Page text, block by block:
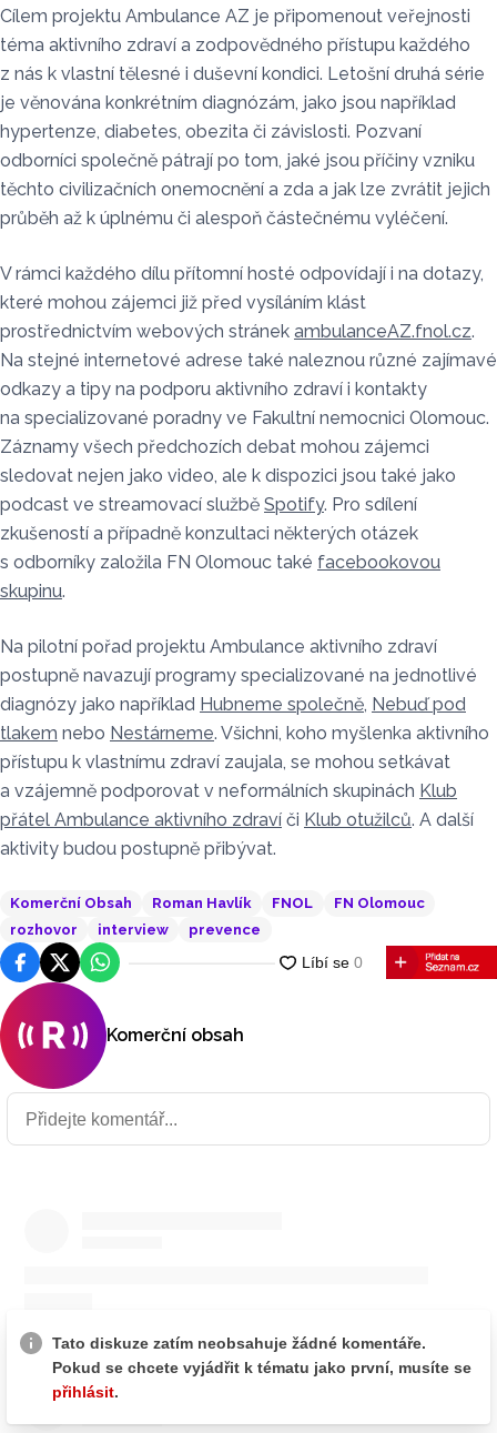
Cílem projektu Ambulance AZ je připomenout veřejnosti
téma aktivního zdraví a zodpovědného přístupu každého
z nás k vlastní tělesné i duševní kondici. Letošní druhá série
je věnována konkrétním diagnózám, jako jsou například
hypertenze, diabetes, obezita či závislosti. Pozvaní
odborníci společně pátrají po tom, jaké jsou příčiny vzniku
těchto civilizačních onemocnění a zda a jak lze zvrátit jejich
průběh až k úplnému či alespoň částečnému vyléčení.
V rámci každého dílu přítomní hosté odpovídají i na dotazy,
které mohou zájemci již před vysíláním klást
prostřednictvím webových stránek ambulanceAZ.fnol.cz.
Na stejné internetové adrese také naleznou různé zajímavé
odkazy a tipy na podporu aktivního zdraví i kontakty
na specializované poradny ve Fakultní nemocnici Olomouc.
Záznamy všech předchozích debat mohou zájemci
sledovat nejen jako video, ale k dispozici jsou také jako
podcast ve streamovací službě Spotify. Pro sdílení
zkušeností a případně konzultaci některých otázek
s odborníky založila FN Olomouc také facebookovou
skupinu.
Na pilotní pořad projektu Ambulance aktivního zdraví
postupně navazují programy specializované na jednotlivé
diagnózy jako například Hubneme společně, Nebuď pod
tlakem nebo Nestárneme. Všichni, koho myšlenka aktivního
přístupu k vlastnímu zdraví zaujala, se mohou setkávat
a vzájemně podporovat v neformálních skupinách Klub
přátel Ambulance aktivního zdraví či Klub otužilců. A další
aktivity budou postupně přibývat.
Komerční Obsah Roman Havlík FNOL
FN Olomouc
rozhovor
interview prevence
FacebookPlatforma X
WhatsApp
Komerční obsah